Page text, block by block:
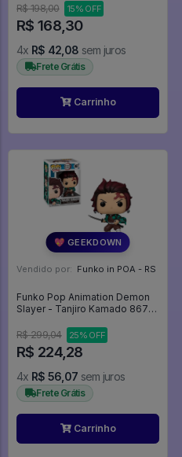
R$ 198,00 15% OFF
R$ 168,30
4x R$ 42,08 sem juros
Frete Grátis
Carrinho
💖 GEEKDOWN
Vendido por: Funko in POA - RS
Funko Pop Animation Demon
Slayer - Tanjiro Kamado 867
R$ 299,04
25% OFF
R$ 224,28
4x R$ 56,07 sem juros
Frete Grátis
Carrinho